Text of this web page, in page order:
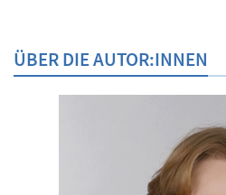
ÜBER DIE AUTOR:INNEN